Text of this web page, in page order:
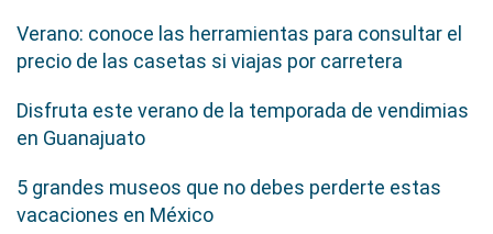
Verano: conoce las herramientas para consultar el
precio de las casetas si viajas por carretera
Disfruta este verano de la temporada de vendimias
en Guanajuato
5 grandes museos que no debes perderte estas
vacaciones en México